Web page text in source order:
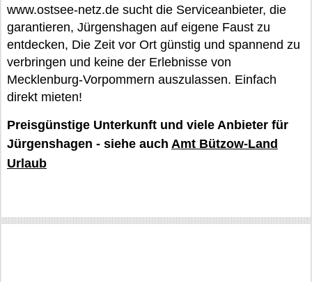
www.ostsee-netz.de sucht die Serviceanbieter, die
garantieren, Jürgenshagen auf eigene Faust zu
entdecken, Die Zeit vor Ort günstig und spannend zu
verbringen und keine der Erlebnisse von
Mecklenburg-Vorpommern auszulassen. Einfach
direkt mieten!
Preisgünstige Unterkunft und viele Anbieter für
Jürgenshagen - siehe auch Amt Bützow-Land
Urlaub